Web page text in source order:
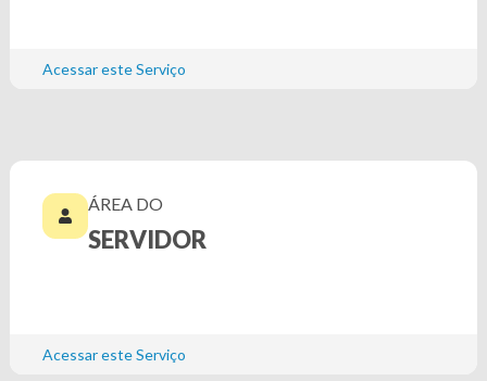
Acessar este Serviço
ÁREA DO
SERVIDOR
Acessar este Serviço